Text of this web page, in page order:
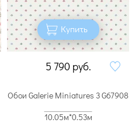
Купить
5 790 руб.
Обои Galerie Miniatures 3 G67908
10.05м*0.53м